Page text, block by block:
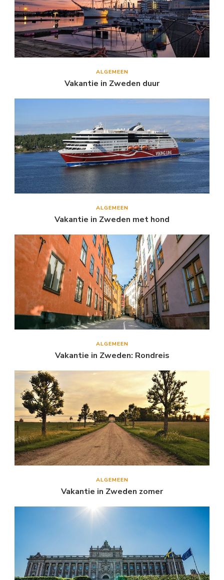
ALGEMEEN
Vakantie in Zweden duur
ALGEMEEN
Vakantie in Zweden met hond
ALGEMEEN
Vakantie in Zweden: Rondreis
ALGEMEEN
Vakantie in Zweden zomer